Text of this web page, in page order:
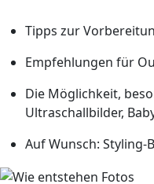
Tipps zur
Empfehlungen für
Die Möglichkeit,
Ultraschallbilder,
Auf Wunsch: Styling-